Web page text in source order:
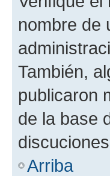
nombre de
También,
publicaron
de la base
Arriba